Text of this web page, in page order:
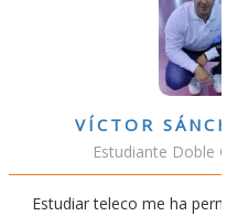
VALENCIA
Teleco-ADE
comprender cómo la